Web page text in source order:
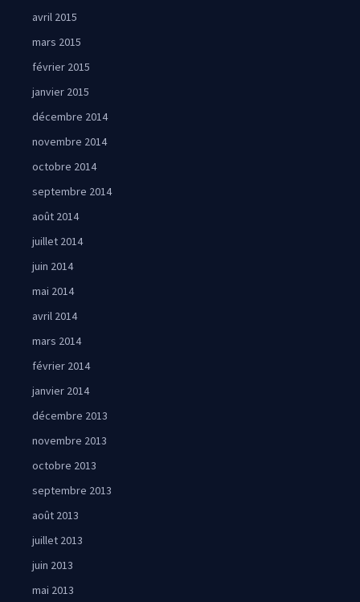
avril 2015
mars 2015
février 2015
janvier 2015
décembre 2014
novembre 2014
octobre 2014
septembre 2014
août 2014
juillet 2014
juin 2014
mai 2014
avril 2014
mars 2014
février 2014
janvier 2014
décembre 2013
novembre 2013
octobre 2013
septembre 2013
août 2013
juillet 2013
juin 2013
mai 2013